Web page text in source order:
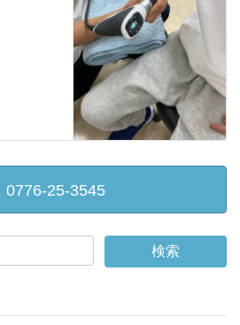
0776-25-3545